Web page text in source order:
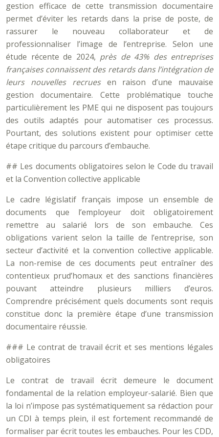
gestion efficace de cette transmission documentaire
permet d’éviter les retards dans la prise de poste, de
rassurer le nouveau collaborateur et de
professionnaliser l’image de l’entreprise. Selon une
étude récente de 2024, près de 43% des entreprises
françaises connaissent des retards dans l’intégration de
leurs nouvelles recruesen raison d’une mauvaise
gestion documentaire. Cette problématique touche
particulièrement les PME qui ne disposent pas toujours
des outils adaptés pour automatiser ces processus.
Pourtant, des solutions existent pour optimiser cette
étape critique du parcours d’embauche.
## Les documents obligatoires selon le Code du travail
et la Convention collective applicable
Le cadre législatif français impose un ensemble de
documents que l’employeur doit obligatoirement
remettre au salarié lors de son embauche. Ces
obligations varient selon la taille de l’entreprise, son
secteur d’activité et la convention collective applicable.
La non-remise de ces documents peut entraîner des
contentieux prud’homaux et des sanctions financières
pouvant atteindre plusieurs milliers d’euros.
Comprendre précisément quels documents sont requis
constitue donc la première étape d’une transmission
documentaire réussie.
### Le contrat de travail écrit et ses mentions légales
obligatoires
Le contrat de travail écrit demeure le document
fondamental de la relation employeur-salarié. Bien que
la loi n’impose pas systématiquement sa rédaction pour
un CDI à temps plein, il est fortement recommandé de
formaliser par écrit toutes les embauches. Pour les CDD,